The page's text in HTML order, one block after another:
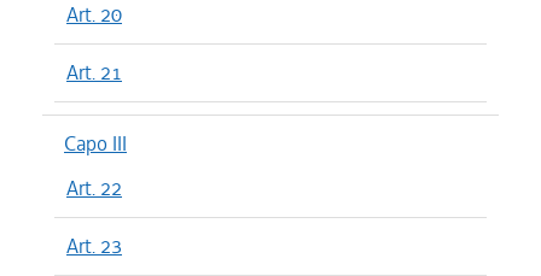
Art. 20
Art. 21
Capo III
Art. 22
Art. 23